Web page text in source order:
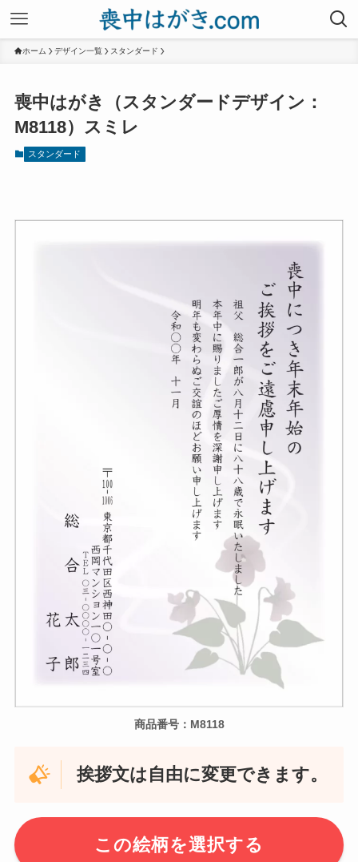
ホーム デザイン一覧 スタンダード
喪中はがき（スタンダードデザイン：
M8118）スミレ
スタンダード
商品番号：M8118
挨拶文は自由に変更できます。
この絵柄を選択する